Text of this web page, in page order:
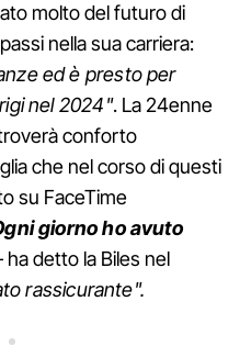
molto del futuro di
nella sua carriera:
ed è presto per
nel 2024". La 24enne
conforto
che nel corso di questi
su FaceTime
giorno ho avuto
ha detto la Biles nel
rassicurante".